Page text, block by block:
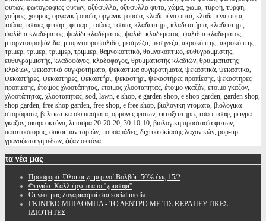
φυτών, φωτογραφιες φυτων, οξύφυλλα, οξυφυλλα φυτα, χώμα, χωμα, τύρφη, τυρφη,
χούμος, χουμος, οργανική ουσία, οργανικη ουσια, κλαδεμένα φυτά, κλαδεμενα φυτα,
τσάπα, τσαπα, φτυάρι, φτυαρι, τσάπα, τσαπα, κλαδευτήρι, κλαδευτήρια, κλαδευτηρι,
ψαλίδια κλαδέματος, ψαλίδι κλαδέματος, ψαλιδι κλαδεματος, ψαλιδια κλαδεματος,
μπορντουροψάλιδα, μπορντουροψαλιδο, μεσηνέζα, μεσηνεζα, ακροκόπτης, ακροκόπτης,
τρίμερ, τριμερ, τρίμμερ, τριμμερ, θαμνοκοπτικό, θαμνοκοπτικο, ευθυγραμμιστης,
ευθυγραμμιστής, κλαδοφάγος, κλαδοφαγος, θρυμματιστής κλαδιών, θρυμματιστης
κλαδιων, ψεκαστικά συγκροτήματα, ψεκαστικα συγκροτηματα, ψεκαστικά, ψεκαστικα,
ψεκαστήρες, ψεκαστηρες, ψεκαστήρι, ψεκαστηρι, ψεκαστήρες προπίεσης, ψεκαστηρες
προπιεσης, έτοιμος χλοοτάπητας, ετοιμος χλοοταπητας, έτοιμο γκαζόν, ετοιμο γκαζον,
χλοοτάπητας, χλοοταπητας, sod, lawn, e shop, e garden shop, e shop garden, garden shop,
shop garden, free shop garden, free shop, e free shop, βιολογικη ντοματα, βιολογικα
σπορόφυτα, βελτιωτικα σκευασματα, ορμονες φυτων, εκτοξευτηρες τσαφ-τσαφ, μειγμα
γκαζον, ακαρεοκτόνα, λιπασμα 20-20-20, 30-10-10, βιολογικη προστασία φυτων,
πατατοσπορος, σακοι μανιταριών, μουσαμάδες, διχτυά σκίασης λαχανικών, pop-up
γραναζωτα γηπέδων, ζιζανιοκτόνα
τα νέα μας
Προσφορά: Όλοι οι χειμερινοί Βολβόι -50% έως 15/2
Φειγιόα: Καλλιέργεια απο ''χρυσάφι''
Oι νέοι μας λογαριασμοί στα social media
ΓΚΙΝΓΚΟ ΜΠΙΛΟΜΠΑ - ΤΟ ΔΕΝΤΡΟ ΜΕ ΤΙΣ ΘΕΡΑΠΕΥΤΙΚΕΣ
ΙΔΙΟΤΗΤΕΣ